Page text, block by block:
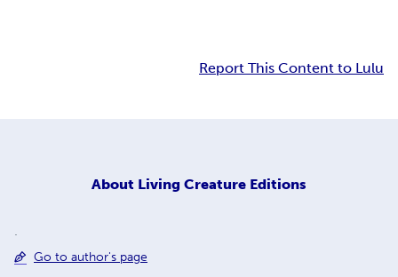
Report This Content to Lulu
About Living Creature Editions
.
Go to author's page